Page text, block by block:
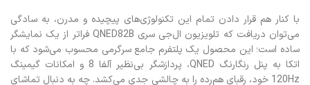
با کنار هم قرار دادن تمام این تکنولوژی‌های پیچیده و مدرن، به سادگی
می‌توان دریافت که تلویزیون ال‌جی سری QNED82B فراتر از یک نمایشگر
ساده است؛ این محصول یک پلتفرم جامع سرگرمی محسوب می‌شود که با
اتکا به پنل رنگارنگ QNED، پردازشگر بی‌نظیر آلفا 8 و امکانات گیمینگ
120Hz خود، رقبای هم‌رده را به چالشی جدی می‌کشد. چه به دنبال تماشای